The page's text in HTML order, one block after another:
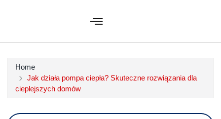
Home
Jak działa pompa ciepła? Skuteczne rozwiązania dla
cieplejszych domów